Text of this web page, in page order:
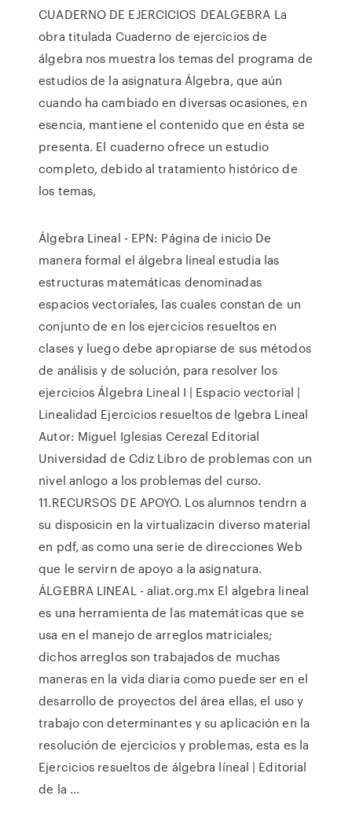
CUADERNO DE EJERCICIOS DEALGEBRA La
obra titulada Cuaderno de ejercicios de
álgebra nos muestra los temas del programa de
estudios de la asignatura Álgebra, que aún
cuando ha cambiado en diversas ocasiones, en
esencia, mantiene el contenido que en ésta se
presenta. El cuaderno ofrece un estudio
completo, debido al tratamiento histórico de
los temas,
Álgebra Lineal - EPN: Página de inicio De
manera formal el álgebra lineal estudia las
estructuras matemáticas denominadas
espacios vectoriales, las cuales constan de un
conjunto de en los ejercicios resueltos en
clases y luego debe apropiarse de sus métodos
de análisis y de solución, para resolver los
ejercicios Álgebra Lineal I | Espacio vectorial |
Linealidad Ejercicios resueltos de lgebra Lineal
Autor: Miguel Iglesias Cerezal Editorial
Universidad de Cdiz Libro de problemas con un
nivel anlogo a los problemas del curso.
11.RECURSOS DE APOYO. Los alumnos tendrn a
su disposicin en la virtualizacin diverso material
en pdf, as como una serie de direcciones Web
que le servirn de apoyo a la asignatura.
ÁLGEBRA LINEAL - aliat.org.mx El algebra lineal
es una herramienta de las matemáticas que se
usa en el manejo de arreglos matriciales;
dichos arreglos son trabajados de muchas
maneras en la vida diaria como puede ser en el
desarrollo de proyectos del área ellas, el uso y
trabajo con determinantes y su aplicación en la
resolución de ejercicios y problemas, esta es la
Ejercicios resueltos de álgebra líneal | Editorial
de la ...